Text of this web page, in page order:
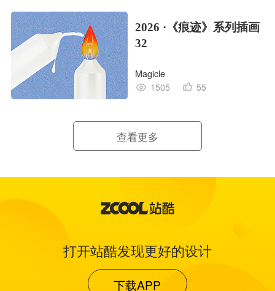
2026 ·《痕迹》系列插画
32
Magicle
1505
55
查看更多
打开站酷发现更好的设计
下载APP